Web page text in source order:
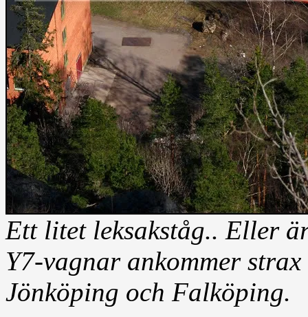
Ett litet leksakståg.. Eller
Y7-vagnar ankommer
Jönköping och Falköping.